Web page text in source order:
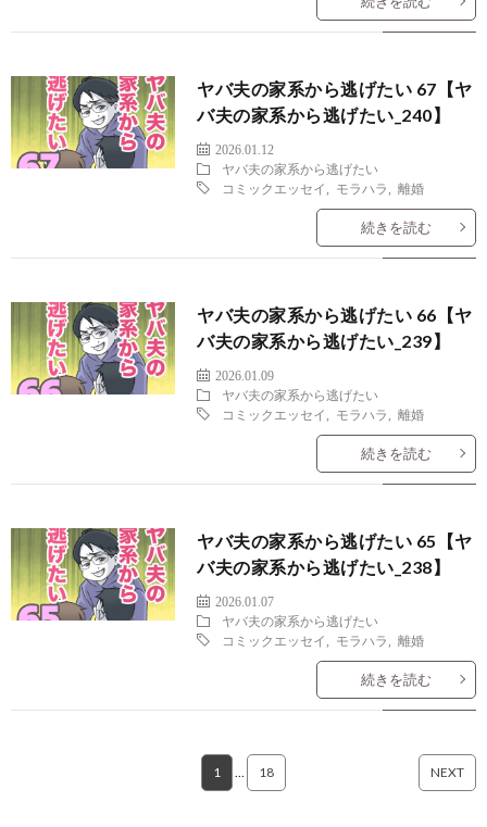
ヤバ夫の家系から逃げたい 67【ヤ
バ夫の家系から逃げたい_240】
2026.01.12
ヤバ夫の家系から逃げたい
コミックエッセイ
モラハラ ,離婚
続きを読む
ヤバ夫の家系から逃げたい 66【ヤ
バ夫の家系から逃げたい_239】
2026.01.09
ヤバ夫の家系から逃げたい
コミックエッセイ
モラハラ ,離婚
続きを読む
ヤバ夫の家系から逃げたい 65【ヤ
バ夫の家系から逃げたい_238】
2026.01.07
ヤバ夫の家系から逃げたい
コミックエッセイ
モラハラ ,離婚
続きを読む
1 18 NEXT